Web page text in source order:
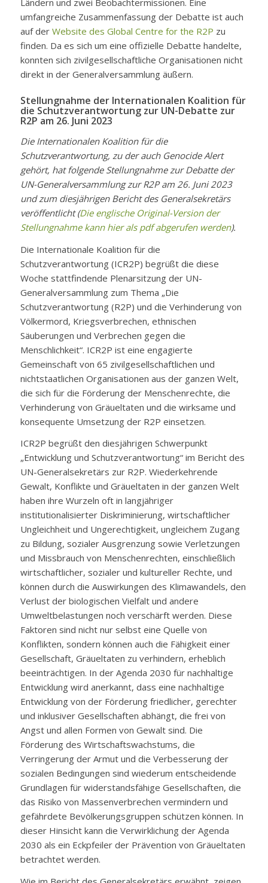
Ländern und zwei Beobachtermissionen. Eine
umfangreiche Zusammenfassung der Debatte ist auch
auf der Website des Global Centre for the R2P zu
finden. Da es sich um eine offizielle Debatte handelte,
konnten sich zivilgesellschaftliche Organisationen nicht
direkt in der Generalversammlung äußern.
Stellungnahme der Internationalen Koalition für
die Schutzverantwortung zur UN-Debatte zur
R2P am 26. Juni 2023
Die Internationalen Koalition für die
Schutzverantwortung, zu der auch Genocide Alert
gehört, hat folgende Stellungnahme zur Debatte der
UN-Generalversammlung zur R2P am 26. Juni 2023
und zum diesjährigen Bericht des Generalsekretärs
veröffentlicht (Die englische Original-Version der
Stellungnahme kann hier als pdf abgerufen werden).
Die Internationale Koalition für die
Schutzverantwortung (ICR2P) begrüßt die diese
Woche stattfindende Plenarsitzung der UN-
Generalversammlung zum Thema „Die
Schutzverantwortung (R2P) und die Verhinderung von
Völkermord, Kriegsverbrechen, ethnischen
Säuberungen und Verbrechen gegen die
Menschlichkeit“. ICR2P ist eine engagierte
Gemeinschaft von 65 zivilgesellschaftlichen und
nichtstaatlichen Organisationen aus der ganzen Welt,
die sich für die Förderung der Menschenrechte, die
Verhinderung von Gräueltaten und die wirksame und
konsequente Umsetzung der R2P einsetzen.
ICR2P begrüßt den diesjährigen Schwerpunkt
„Entwicklung und Schutzverantwortung“ im Bericht des
UN-Generalsekretärs zur R2P. Wiederkehrende
Gewalt, Konflikte und Gräueltaten in der ganzen Welt
haben ihre Wurzeln oft in langjähriger
institutionalisierter Diskriminierung, wirtschaftlicher
Ungleichheit und Ungerechtigkeit, ungleichem Zugang
zu Bildung, sozialer Ausgrenzung sowie Verletzungen
und Missbrauch von Menschenrechten, einschließlich
wirtschaftlicher, sozialer und kultureller Rechte, und
können durch die Auswirkungen des Klimawandels, den
Verlust der biologischen Vielfalt und andere
Umweltbelastungen noch verschärft werden. Diese
Faktoren sind nicht nur selbst eine Quelle von
Konflikten, sondern können auch die Fähigkeit einer
Gesellschaft, Gräueltaten zu verhindern, erheblich
beeinträchtigen. In der Agenda 2030 für nachhaltige
Entwicklung wird anerkannt, dass eine nachhaltige
Entwicklung von der Förderung friedlicher, gerechter
und inklusiver Gesellschaften abhängt, die frei von
Angst und allen Formen von Gewalt sind. Die
Förderung des Wirtschaftswachstums, die
Verringerung der Armut und die Verbesserung der
sozialen Bedingungen sind wiederum entscheidende
Grundlagen für widerstandsfähige Gesellschaften, die
das Risiko von Massenverbrechen vermindern und
gefährdete Bevölkerungsgruppen schützen können. In
dieser Hinsicht kann die Verwirklichung der Agenda
2030 als ein Eckpfeiler der Prävention von Gräueltaten
betrachtet werden.